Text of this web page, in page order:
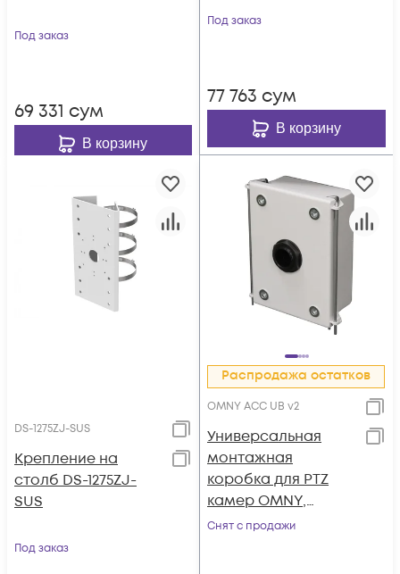
Под заказ
69 331 сум
В корзину
Под заказ
77 763 сум
В корзину
DS-1275ZJ-SUS
Крепление на
столб DS-1275ZJ-
SUS
Под заказ
Распродажа остатков
OMNY ACC UB v2
Универсальная
монтажная
коробка для PTZ
камер OMNY,
монтаж на стену,
Снят с продажи